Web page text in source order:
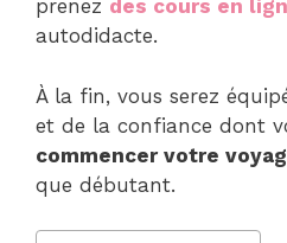
prenez des cours en
autodidacte.
À la fin, vous serez
et de la confiance dont
commencer votre
que débutant.